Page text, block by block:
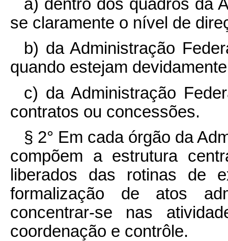
a) dentro dos quadros da
se claramente o nível de
b) da Administração
quando estejam
c) da Administração
contratos ou concessões.
§ 2° Em cada órgão da
compõem a estrutura
liberados das rotinas de
formalização de atos
concentrar-se nas
coordenação e contrôle.